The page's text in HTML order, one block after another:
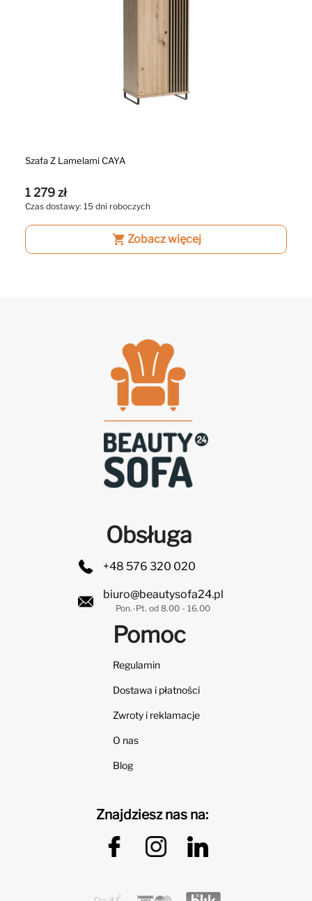
Szafa Z Lamelami CAYA
1 279 zł
Czas dostawy: 15 dni roboczych
shopping_cart Zobacz więcej
Obsługa
+48 576 320 020
biuro@beautysofa24.pl
Pon.-Pt. od 8.00 - 16.00
Pomoc
Regulamin
Dostawa i płatności
Zwroty i reklamacje
O nas
Blog
Znajdziesz nas na: